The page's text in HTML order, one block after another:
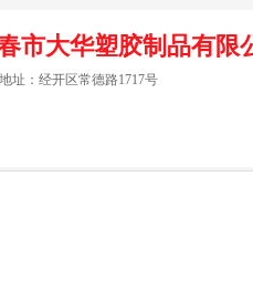
市大华塑胶制品有限
址：经开区常德路1717号